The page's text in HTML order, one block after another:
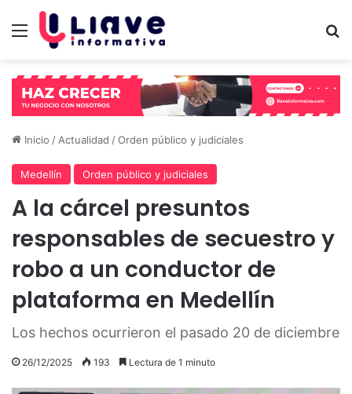
Menú
Inicio / Actualidad /Orden público y judiciales
Medellín Orden público y judiciales
A la cárcel presuntos
responsables de secuestro y
robo a un conductor de
plataforma en Medellín
Los hechos ocurrieron el pasado 20 de diciembre
26/12/2025 193 Lectura de 1 minuto